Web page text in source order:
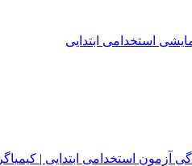
استخدامی ابتدایی
آزمون استخدامی ابتدایی | کیمیاگر